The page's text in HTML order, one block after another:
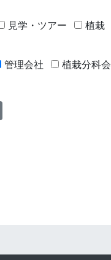
見学・ツアー
植栽
管理会社
植栽分科会